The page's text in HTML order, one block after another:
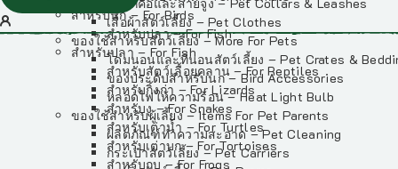
เสื้อผ้าสัตว์เลี้ยง – Pet Clothes
ของใช้สำหรับสัตว์เลี้ยง – More For Pets
โดมนอนและที่นอนสัตว์เลี้ยง – Pet Crates &
ของประดับสำหรับนก – Bird Accessories
หลอดไฟให้ความร้อน – Heat Light Bulb
ของใช้สำหรับผู้เลี้ยง – Items For Pet Parents
ผลิตภัณฑ์ทำความสะอาด – Pet Cleaning
กระเป๋าสัตว์เลี้ยง – Pet Carriers
สำหรับนก – For Birds
สำหรับปลา – For Fish
สำหรับปลา – For Fish
สำหรับสัตว์เลื้อยคลาน – For Reptiles
สำหรับกิ้งก่า – For Lizards
สำหรับงู – For Snakes
สำหรับเต่าน้ำ – For Turtles
สำหรับเต่าบก – For Tortoises
สำหรับกบ – For Frogs